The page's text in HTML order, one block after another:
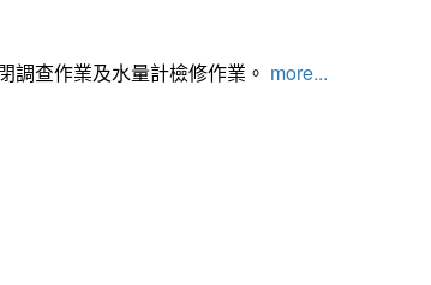
調查作業及水量計檢修作業。 more...